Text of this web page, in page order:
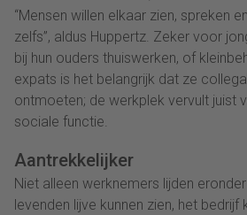
“Mensen willen elkaar zien, spreken
zelfs”, aldus Huppertz. Zeker voor
bij hun ouders thuiswerken, of
expats is het belangrijk dat ze
ontmoeten; de werkplek vervult juist
sociale functie.
Aantrekkelijker
Niet alleen werknemers lijden
levenden lijve kunnen zien, het bedrijf